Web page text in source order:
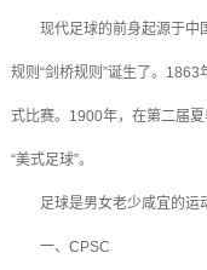
现代足球的前身起源于中
规则“剑桥规则”诞生了。
式比赛。1900年，在第二届夏
“美式足球”。
足球是男女老少咸宜的运
一、CPSC